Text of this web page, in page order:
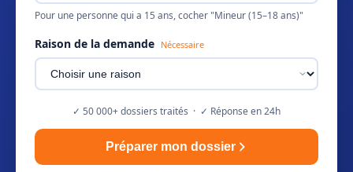
Pour une personne qui a 15 ans, cocher "Mineur (15–18 ans)"
Raison de la demande Nécessaire
✓ 50 000+ dossiers traités · ✓ Réponse en 24h
Préparer mon dossier